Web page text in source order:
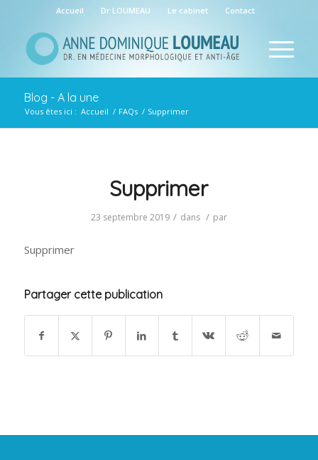
Accueil Dr LOUMEAU Le cabinet Contact
Blog - A la une
Vous êtes ici : Accueil / FAQs / Supprimer
Supprimer
23 septembre 2019 / dans / par
Supprimer
Partager cette publication